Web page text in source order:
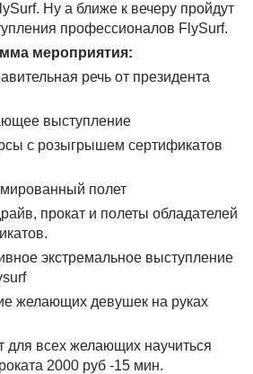
Ну а ближе к вечеру пройдут
профессионалов FlySurf.
мероприятия:
речь от президента
выступление
с розыгрышем сертификатов
полет
прокат и полеты обладателей
экстремальное выступление
желающих девушек на руках
для всех желающих научиться
2000 руб -15 мин.